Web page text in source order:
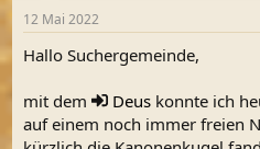
l
e
r
t
a
12 Mai 2022
Hallo Suchergemeinde,
mit dem Deus konnte ich
auf einem noch immer freien